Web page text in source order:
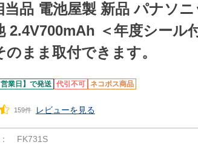
当品 電池屋製 新品 パナソ
2.4V700mAh ＜年度シール
のまま取付できます。
業日】で発送 代引不可 ネコポス商品
159件 レビューを見る
FK731S